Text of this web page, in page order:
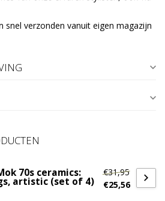
snel verzonden vanuit eigen magazijn
70s ceramics:
artistic (set of 4)
€31,95
€25,56